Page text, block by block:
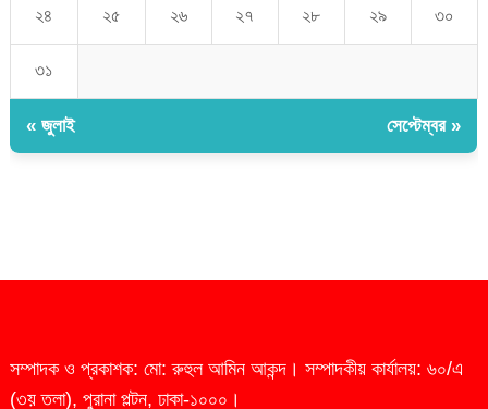
২৪ ২৫ ২৬ ২৭ ২৮ ২৯ ৩০
৩১
« জুলাই সেপ্টেম্বর »
সম্পাদক ও প্রকাশক: মো: রুহুল আমিন আকন্দ। সম্পাদকীয় কার্যালয়: ৬০/এ
(৩য় তলা), পুরানা পল্টন, ঢাকা-১০০০।